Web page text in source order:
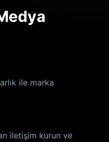
ile marka
iletişim kurun ve